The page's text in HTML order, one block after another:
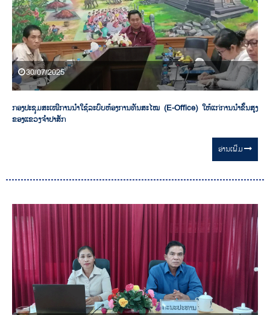
30/07/2025
ກອງປະຊຸມສະເໜີການນໍາໃຊ້ລະບົບຫ້ອງການທັນສະໄໝ (E-Office)​ ໃຫ້ແກ່ການນໍາຂັ້ນສູງ
ຂອງແຂວງຈໍາປາສັກ
ອ່ານ​ເພີ່ມ